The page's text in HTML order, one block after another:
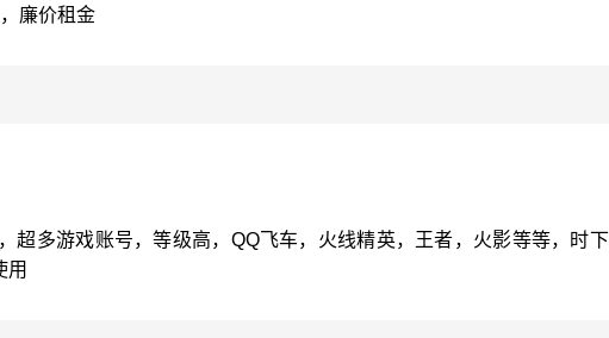
廉价租金
超多游戏账号，等级高，QQ飞车，火线精英，王者，火影等等，时
用